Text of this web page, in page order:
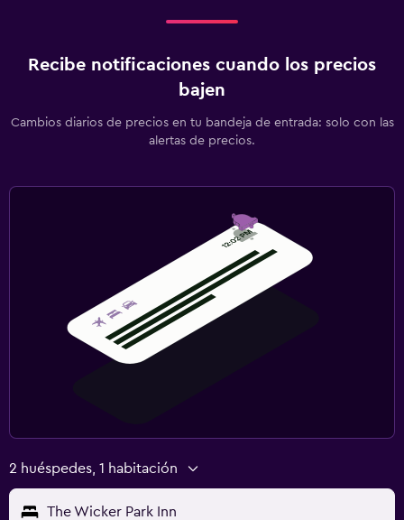
Recibe notificaciones cuando los precios
bajen
Cambios diarios de precios en tu bandeja de entrada: solo con las
alertas de precios.
2 huéspedes, 1 habitación
The Wicker Park Inn